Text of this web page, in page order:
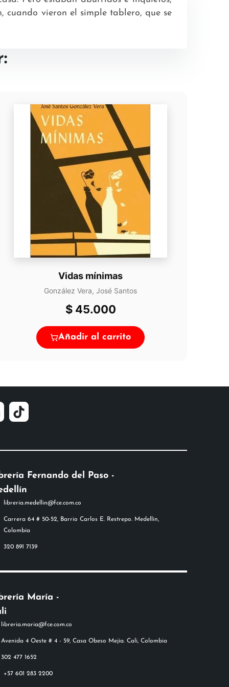
cuando vieron el simple tablero, que se
Vidas mínimas
González Vera, José Santos
$45.000
Añadir al carrito
Fernando del Paso -
libreria.medellin@fce.com.co
Carrera 64 # 50-52, Barrio Carlos E. Restrepo. Medellín,
Colombia
320 891 7139
María -
+57 601 283 2200